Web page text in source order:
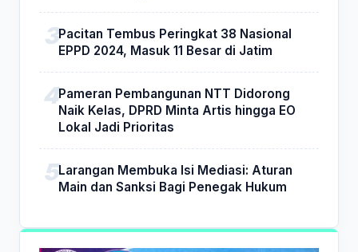
Pacitan Tembus Peringkat 38 Nasional
EPPD 2024, Masuk 11 Besar di Jatim
Pameran Pembangunan NTT Didorong
Naik Kelas, DPRD Minta Artis hingga EO
Lokal Jadi Prioritas
Larangan Membuka Isi Mediasi: Aturan
Main dan Sanksi Bagi Penegak Hukum